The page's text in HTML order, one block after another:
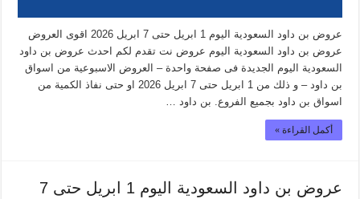
عروض بن داود السعودية اليوم 1 ابريل حتى 7 ابريل 2026 اقوى العروض
عروض بن داود السعودية اليوم عروض نت تقدم لكم احدث عروض بن داود
السعودية اليوم الجديدة فى صفحة واحدة – العروض الاسبوعية من اسواق
بن داود – و ذلك من 1 ابريل حتى 7 ابريل 2026 او حتى نفاذ الكمية من
اسواق بن داود بجميع الفروع. بن داود …
أكمل القراءة »
عروض بن داود السعودية اليوم 1 ابريل حتى 7